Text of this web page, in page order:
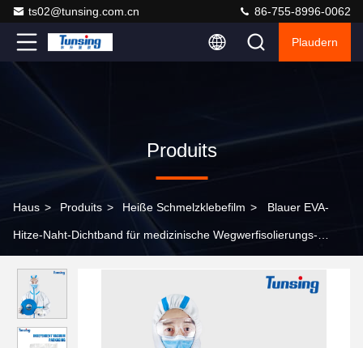
ts02@tunsing.com.cn 86-755-8996-0062
Plaudern
Produits
Haus > Produits > Heiße Schmelzklebefilm > Blauer EVA-
Hitze-Naht-Dichtband für medizinische Wegwerfisolierungs-